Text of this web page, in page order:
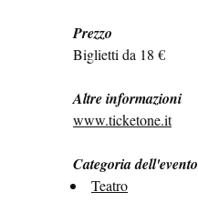
Prezzo
Biglietti da 18 €
Altre informazioni
www.ticketone.it
Categoria dell'evento
Teatro